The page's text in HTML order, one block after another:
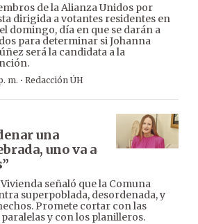
de la Alianza Unidos por
dirigida a votantes residentes en
domingo, día en que se darán a
para determinar si Johanna
será la candidata a la
m. · Redacción ÚH
una
uno va a
señaló que la Comuna
superpoblada, desordenada, y
Promete cortar con las
y con los planilleros.